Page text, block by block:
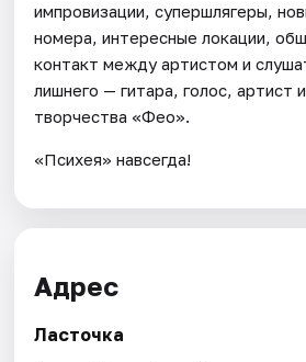
импровизации, супершлягеры,
номера, интересные локации,
контакт между артистом и
лишнего — гитара, голос, артист
творчества «Фео».
«Психея» навсегда!
Адрес
Ласточка